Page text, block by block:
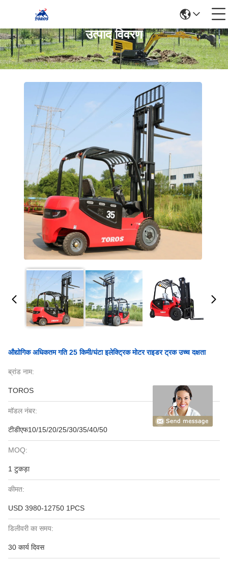
उत्पाद विवरण
औद्योगिक अधिकतम गति 25 किमी/घंटा इलेक्ट्रिक मोटर राइडर ट्रक उच्च दक्षता
ब्रांड नाम:
TOROS
मॉडल नंबर:
टीडीएफ10/15/20/25/30/35/40/50
MOQ:
1 टुकड़ा
कीमत:
USD 3980-12750 1PCS
डिलीवरी का समय:
30 कार्य दिवस